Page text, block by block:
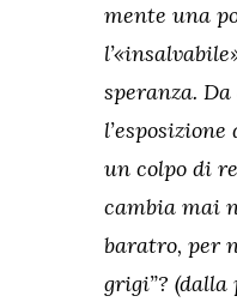
mente una
speranza.
un colpo di
cambia mai
baratro, per
grigi”?